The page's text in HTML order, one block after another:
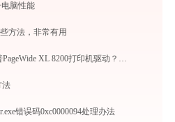
电脑性能
方法，非常有用
如何轻松下载和安装惠普PageWide XL 8200打印机驱动？跟着这篇指南走
法
错误码0xc0000094处理办法